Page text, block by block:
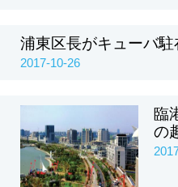
浦東区長がキューバ
2017-10-26
臨
の